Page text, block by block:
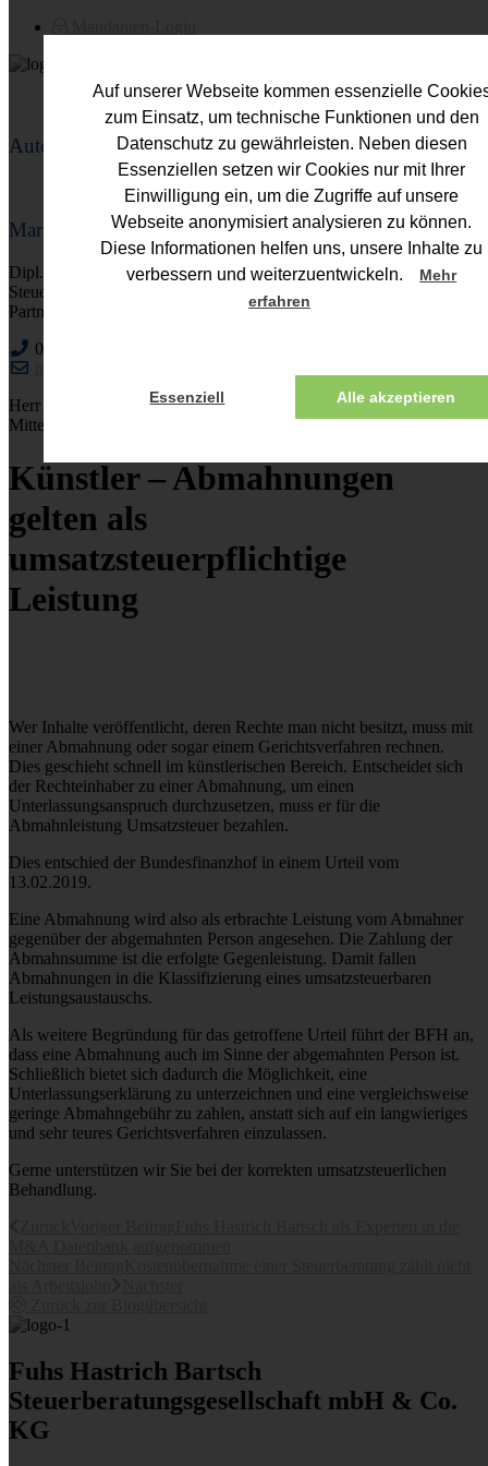
Auf unserer Webseite kommen essenzielle
zum Einsatz, um technische Funktionen und den
Datenschutz zu gewährleisten. Neben diesen
Essenziellen setzen wir Cookies nur mit Ihrer
Einwilligung ein, um die Zugriffe auf unsere
Webseite anonymisiert analysieren zu können.
Diese Informationen helfen uns, unsere Inhalte zu
verbessern und weiterzuentwickeln.
Mehr
erfahren
Essenziell Alle akzeptieren
Autor
Mario Fuhs
Dipl.-Kfm. (FH)
Steuerberater
Partner
0221 - 752113-0
Herr Fuhs berät schwerpunktmäßig in den Bereichen NPO und
Mittelstand.
Künstler – Abmahnungen
gelten als
umsatzsteuerpflichtige
Leistung
Wer Inhalte veröffentlicht, deren Rechte man nicht besitzt, muss mit
einer Abmahnung oder sogar einem Gerichtsverfahren rechnen.
Dies geschieht schnell im künstlerischen Bereich. Entscheidet sich
der Rechteinhaber zu einer Abmahnung, um einen
Unterlassungsanspruch durchzusetzen, muss er für die
Abmahnleistung Umsatzsteuer bezahlen.
Dies entschied der Bundesfinanzhof in einem Urteil vom
13.02.2019.
Eine Abmahnung wird also als erbrachte Leistung vom Abmahner
gegenüber der abgemahnten Person angesehen. Die Zahlung der
Abmahnsumme ist die erfolgte Gegenleistung. Damit fallen
Abmahnungen in die Klassifizierung eines umsatzsteuerbaren
Leistungsaustauschs.
Als weitere Begründung für das getroffene Urteil führt der BFH an,
dass eine Abmahnung auch im Sinne der abgemahnten Person ist.
Schließlich bietet sich dadurch die Möglichkeit, eine
Unterlassungserklärung zu unterzeichnen und eine vergleichsweise
geringe Abmahngebühr zu zahlen, anstatt sich auf ein langwieriges
und sehr teures Gerichtsverfahren einzulassen.
Gerne unterstützen wir Sie bei der korrekten umsatzsteuerlichen
Behandlung.
Fuhs Hastrich Bartsch
Steuerberatungs­­gesellschaft mbH & Co.
KG